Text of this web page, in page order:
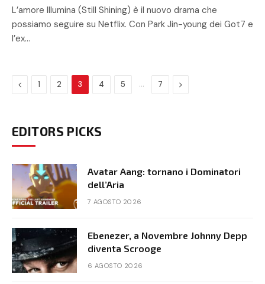
L’amore Illumina (Still Shining) è il nuovo drama che
possiamo seguire su Netflix. Con Park Jin-young dei Got7 e
l’ex…
Previous
1 2 3 4 5 … 7 Next
EDITORS PICKS
Avatar Aang: tornano i Dominatori
dell’Aria
7 AGOSTO 2026
Ebenezer, a Novembre Johnny Depp
diventa Scrooge
6 AGOSTO 2026